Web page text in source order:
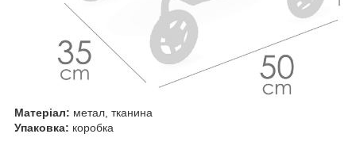
Матеріал: метал, тканина
Упаковка: коробка